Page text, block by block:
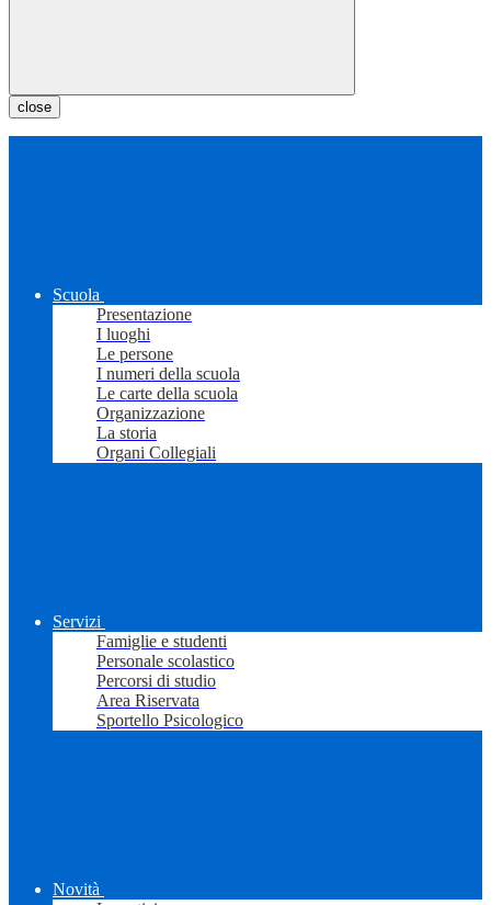
close
Scuola
Presentazione
I luoghi
Le persone
I numeri della scuola
Le carte della scuola
Organizzazione
La storia
Organi Collegiali
Servizi
Famiglie e studenti
Personale scolastico
Percorsi di studio
Area Riservata
Sportello Psicologico
Novità